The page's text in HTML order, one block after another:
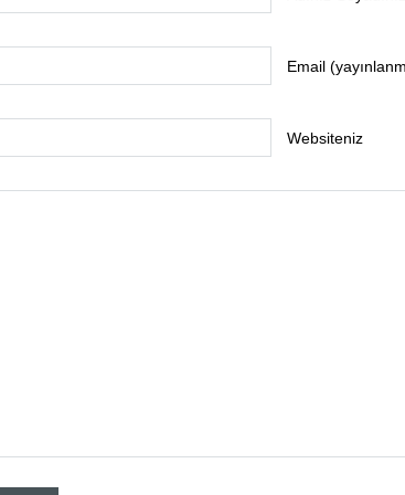
Email
Websiteniz